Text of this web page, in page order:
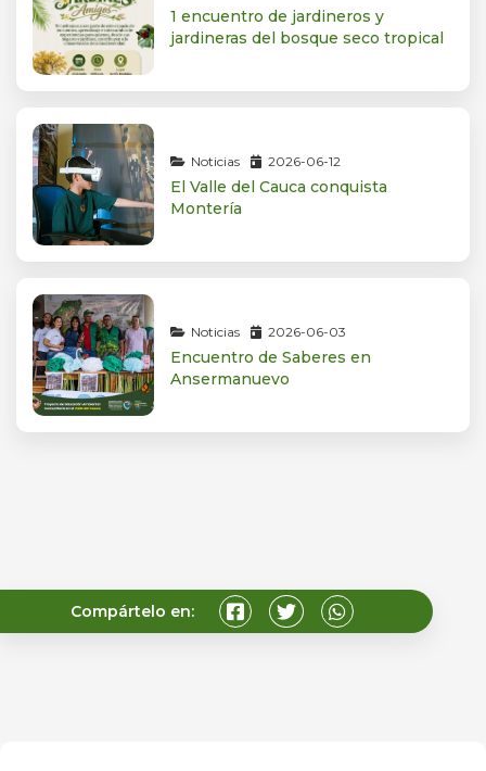
1 encuentro de jardineros y
jardineras del bosque seco tropical
Noticias 2026-06-12
El Valle del Cauca conquista
Montería
Noticias 2026-06-03
Encuentro de Saberes en
Ansermanuevo
Compártelo en: